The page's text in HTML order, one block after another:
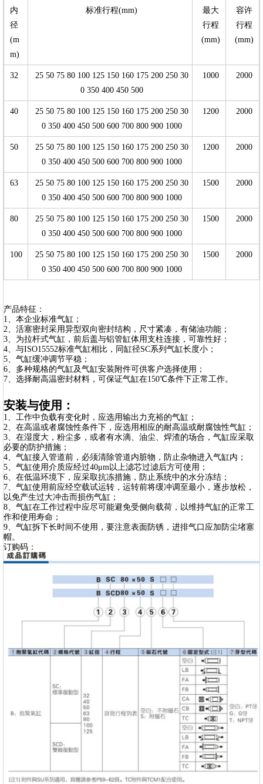
内
径
(m
m)
标准行程(mm)
最大
行程
(mm)
容许
行程
(mm)
32
25 50 75 80 100 125 150 160 175 200 250 30
0 350 400 450 500
1000 2000
40
25 50 75 80 100 125 150 160 175 200 250 30
0 350 400 450 500 600 700 800 900 1000
1200 2000
50
25 50 75 80 100 125 150 160 175 200 250 30
0 350 400 450 500 600 700 800 900 1000
1200 2000
63
25 50 75 80 100 125 150 160 175 200 250 30
0 350 400 450 500 600 700 800 900 1000
1500 2000
80
25 50 75 80 100 125 150 160 175 200 250 30
0 350 400 450 500 600 700 800 900 1000
1500 2000
100
25 50 75 80 100 125 150 160 175 200 250 30
0 350 400 450 500 600 700 800 900 1000
1500 2000
产品特征：
1、本企业标准气缸；
2、活塞密封采用异型双向密封结构，尺寸紧凑，有储油功能；
3、为拉杆式气缸，前后盖与铝管缸体用支柱连接，可靠性好；
4、与ISO15552标准气缸相比，同缸径SC系列气缸长度小；
5、气缸缓冲调节平稳；
6、多种规格的气缸及气缸安装附件可供客户选择使用；
7、选择耐高温密封材料，可保证气缸在150℃条件下正常工作。
安装与使用：
1、工作中负载有变化时，应选用输出力充裕的气缸；
2、在高温或者腐蚀性条件下，应选用相应的耐高温或耐腐蚀性气缸；
3、在湿度大，粉尘多，或者有水滴、油尘、焊渣的场合，气缸应采取
必要的防护措施；
4、气缸接入管道前，必须清除管道内脏物，防止杂物进入气缸内；
5、气缸使用介质应经过40μm以上滤芯过滤后方可使用；
6、在低温环境下，应采取抗冻措施，防止系统中的水分冻结；
7、气缸使用前应经空载试运转，运转前将缓冲调至最小，逐步放松，
以免产生过大冲击而损伤气缸；
8、气缸在工作过程中应尽可能避免受侧向载荷，以维持气缸的正常工
作和使用寿命；
9、气缸拆下长时间不使用，要注意表面防锈，进排气口应加防尘堵塞
帽。
订购码：